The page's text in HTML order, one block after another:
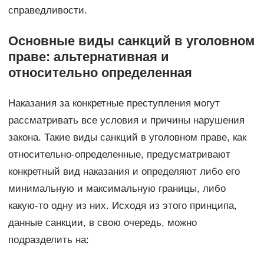
справедливости.
Основные виды санкций в уголовном
праве: альтернативная и
относительно определенная
Наказания за конкретные преступления могут
рассматривать все условия и причины нарушения
закона. Такие виды санкций в уголовном праве, как
относительно-определенные, предусматривают
конкретный вид наказания и определяют либо его
минимальную и максимальную границы, либо
какую-то одну из них. Исходя из этого принципа,
данные санкции, в свою очередь, можно
подразделить на: